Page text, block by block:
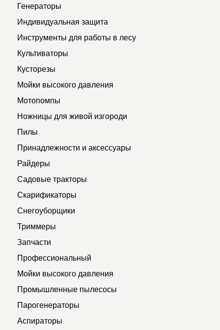
Генераторы
Индивидуальная защита
Инструменты для работы в лесу
Культиваторы
Кусторезы
Мойки высокого давления
Мотопомпы
Ножницы для живой изгороди
Пилы
Принадлежности и аксессуары
Райдеры
Садовые тракторы
Скарификаторы
Снегоуборщики
Триммеры
Запчасти
Профессиональный
Мойки высокого давления
Промышленные пылесосы
Парогенераторы
Аспираторы